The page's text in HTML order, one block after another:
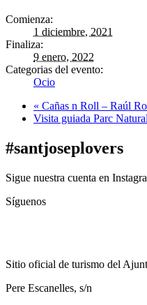
Comienza:
1 diciembre, 2021
Finaliza:
9 enero, 2022
Categorias del evento:
Ocio
« Cañas n Roll – Raúl
Visita guiada Parc
#santjoseplovers
Sigue nuestra cuenta en
Síguenos
Sitio oficial de turismo del
Pere Escanelles, s/n